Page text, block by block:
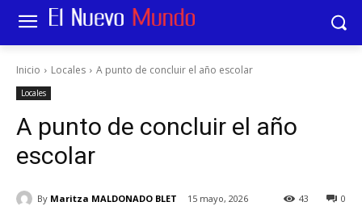
Inicio Locales A punto de concluir el año escolar
Locales
A punto de concluir el año
escolar
By Maritza MALDONADO BLET 15 mayo, 2026 0
43